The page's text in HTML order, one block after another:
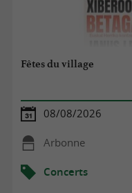
Fêtes du village
08/08/2026
Arbonne
Concerts